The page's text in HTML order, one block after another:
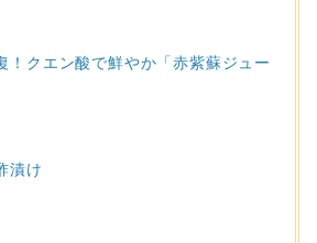
！クエン酸で鮮やか「赤紫蘇ジュー
漬け